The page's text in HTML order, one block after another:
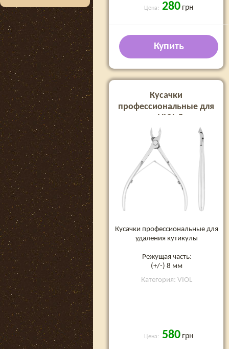
Цена: 280 грн
Купить
Кусачки
профессиональные для
кожи VIOL 8 мм
Кусачки профессиональные для
удаления кутикулы
Режущая часть:
(+/-) 8 мм
Категория: VIOL
Цена: 580 грн